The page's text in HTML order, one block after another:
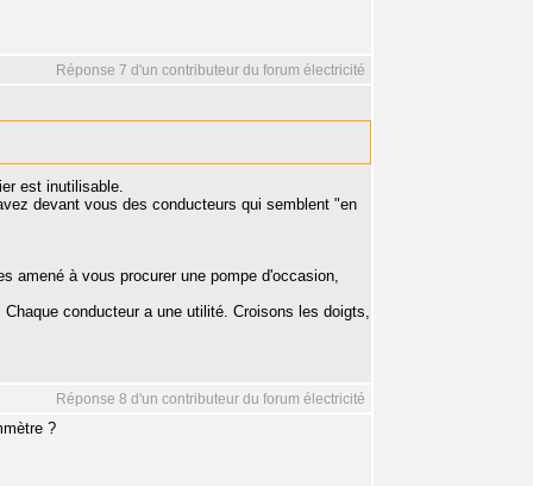
Réponse 7 d'un contributeur du forum électricité
est inutilisable.
devant vous des conducteurs qui semblent "en
amené à vous procurer une pompe d'occasion,
conducteur a une utilité. Croisons les doigts,
Réponse 8 d'un contributeur du forum électricité
?